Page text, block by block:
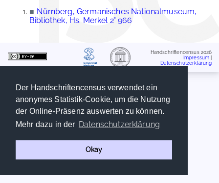
Der Handschriftencensus verwendet ein
anonymes Statistik-Cookie, um die Nutzung
der Online-Präsenz auswerten zu können.
Mehr dazu in der Datenschutzerklärung
Okay
■ Nürnberg, Germanisches Nationalmuseum,
Bibliothek, Hs. Merkel 2° 966
Handschriftencensus 2026
Impressum
Datenschutzerklärung